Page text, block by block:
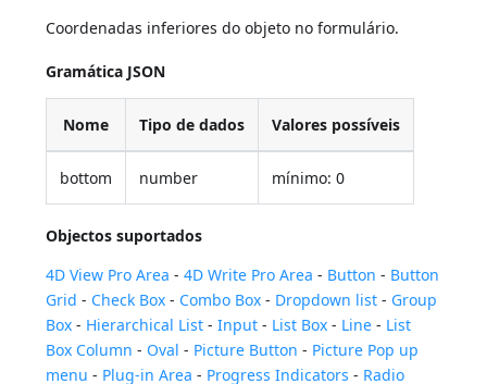
Coordenadas inferiores do objeto no formulário.
Gramática JSON
Nome Tipo de dados Valores possíveis
bottom number mínimo: 0
Objectos suportados
4D View Pro Area -4D Write Pro Area - Button - Button
Grid - Check Box - Combo Box - Dropdown list - Group
Box - Hierarchical List -Input - List Box - Line - List
Box Column - Oval - Picture Button - Picture Pop up
menu - Plug-in Area - Progress Indicators - Radio